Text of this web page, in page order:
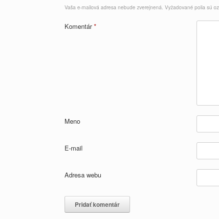
Vaša e-mailová adresa nebude zverejnená. Vyžadované polia sú
Komentár*
Meno
E-mail
Adresa webu